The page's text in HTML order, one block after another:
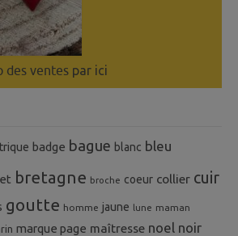
des ventes par ici
badge bague blanc bleu
bretagne broche coeur collier cuir
goutte homme jaune lune maman
marque page maîtresse noel noir